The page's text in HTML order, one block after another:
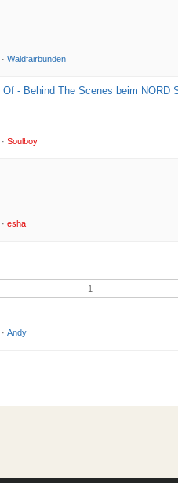
· Waldfairbunden
- Behind The Scenes beim NORD
· Soulboy
· esha
1
· Andy